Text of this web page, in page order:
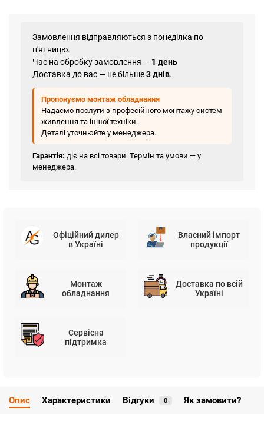
Замовлення відправляються з понеділка по
п'ятницю.
Час на обробку замовлення — 1 день
Доставка до вас — не більше3 днів.
Пропонуємо монтаж обладнання
Надаємо послуги з професійного монтажу систем
живлення та іншої техніки.
Деталі уточнюйте у менеджера.
Гарантія: діє на всі товари. Термін та умови — у
менеджера.
Офіційний дилер
в Україні
Власний імпорт
продукції
Монтаж
обладнання
Доставка по всій
Україні
Сервісна
підтримка
Опис Характеристики Відгуки 0 Як замовити?